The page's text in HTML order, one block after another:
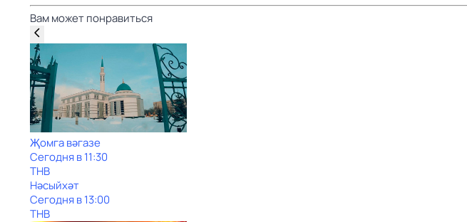
Вам может понравиться
Җомга вәгазе
Сегодня в 11:30
ТНВ
Нәсыйхәт
Сегодня в 13:00
ТНВ